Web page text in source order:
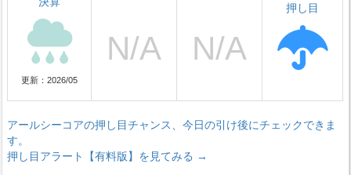
更新：2026/05
押し目
アールシーコアの押し目チャンス、今日の引け後にチェックできま
す。
押し目アラート【有料版】を見てみる →